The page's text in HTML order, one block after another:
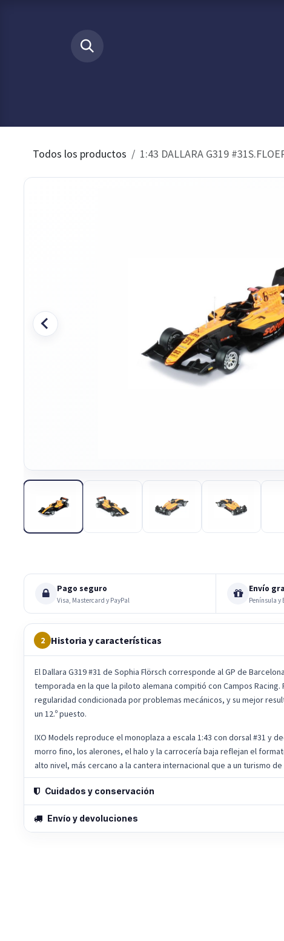
Todos los productos 1:43 DALLARA G319
Pago seguro
Visa, Mastercard y PayPal
Envío
Península y
2 Historia y características
El Dallara G319 #31 de Sophia Flörsch corresponde al GP de
temporada en la que la piloto alemana compitió con Campos Racing.
regularidad condicionada por problemas mecánicos, y su mejor
un 12.º puesto.
IXO Models reproduce el monoplaza a escala 1:43 con dorsal #31 y
morro fino, los alerones, el halo y la carrocería baja reflejan el
alto nivel, más cercano a la cantera internacional que a un turismo
Cuidados y conservación
Envío y devoluciones